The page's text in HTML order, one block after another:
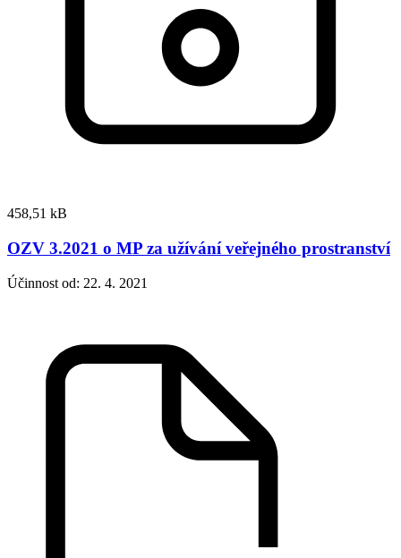
458,51 kB
OZV 3.2021 o MP za užívání veřejného prostranství
Účinnost od: 22. 4. 2021